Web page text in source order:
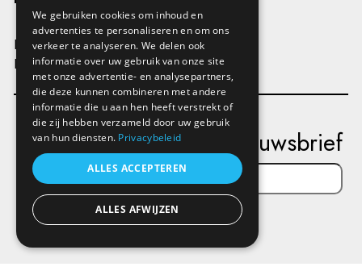
Privacy
Disclaimer
Schrijf je in op onze nieuwsbrief
Verstuur
We gebruiken cookies om inhoud en
advertenties te personaliseren en om ons
verkeer te analyseren. We delen ook
informatie over uw gebruik van onze site
met onze advertentie- en analysepartners,
die deze kunnen combineren met andere
informatie die u aan hen heeft verstrekt of
die zij hebben verzameld door uw gebruik
van hun diensten. Privacybeleid
ALLES ACCEPTEREN
ALLES AFWIJZEN